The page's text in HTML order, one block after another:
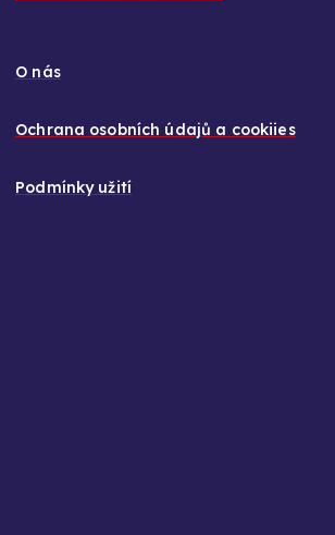
O nás
Ochrana osobních údajů a cookiies
Podmínky užití